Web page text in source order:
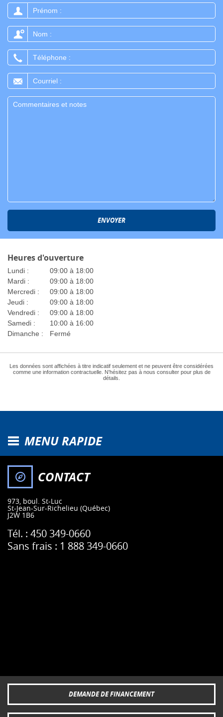
Prénom
Nom
Téléphone
Courriel
Message
ENVOYER
Heures d'ouverture
Lundi :
09:00 à 18:00
Mardi :
09:00 à 18:00
Mercredi :
09:00 à 18:00
Jeudi :
09:00 à 18:00
Vendredi :
09:00 à 18:00
Samedi :
10:00 à 16:00
Dimanche :
Fermé
Les données sont affichées à titre indicatif seulement et ne peuvent être considérées
comme une information contractuelle. N'hésitez pas à nous consulter pour plus de
détails.
MENU RAPIDE
CONTACT
973, boul. St-Luc
St-Jean-Sur-Richelieu (Québec)
J2W 1B6
Tél. : 450 349-0660
Sans frais : 1 888 349-0660
DEMANDE DE FINANCEMENT